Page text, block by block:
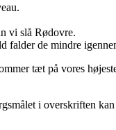
vi slå Rødovre.
falder de mindre
tæt på vores
i overskriften